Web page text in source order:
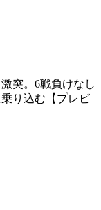
突。6戦負けなし
り込む【プレビ